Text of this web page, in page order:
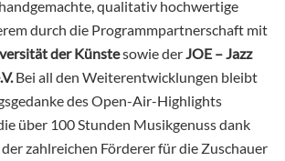
qualitativ hochwertige
durch die Programmpartnerschaft mit
der Künstesowie der JOE – Jazz
Bei all den Weiterentwicklungen bleibt
des Open-Air-Highlights
über 100 Stunden Musikgenuss dank
zahlreichen Förderer für die Zuschauer